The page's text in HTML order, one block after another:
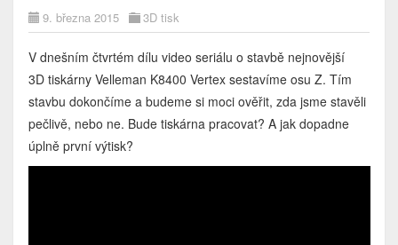
9. března 2015 3D tisk
V dnešním čtvrtém dílu video seriálu o stavbě nejnovější
3D tiskárny Velleman K8400 Vertex sestavíme osu Z. Tím
stavbu dokončíme a budeme si moci ověřit, zda jsme stavěli
pečlivě, nebo ne. Bude tiskárna pracovat? A jak dopadne
úplně první výtisk?